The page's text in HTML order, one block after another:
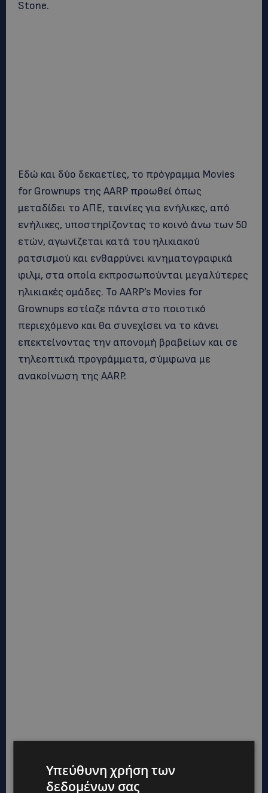
Stone.
Εδώ και δύο δεκαετίες, το πρόγραμμα Movies
for Grownups της AARP προωθεί όπως
μεταδίδει το ΑΠΕ, ταινίες για ενήλικες, από
ενήλικες, υποστηρίζοντας το κοινό άνω των 50
ετών, αγωνίζεται κατά του ηλικιακού
ρατσισμού και ενθαρρύνει κινηματογραφικά
φιλμ, στα οποία εκπροσωπούνται μεγαλύτερες
ηλικιακές ομάδες. Το AARP’s Movies for
Grownups εστίαζε πάντα στο ποιοτικό
περιεχόμενο και θα συνεχίσει να το κάνει
επεκτείνοντας την απονομή βραβείων και σε
τηλεοπτικά προγράμματα, σύμφωνα με
ανακοίνωση της AARP.
Υπεύθυνη χρήση των
δεδομένων σας